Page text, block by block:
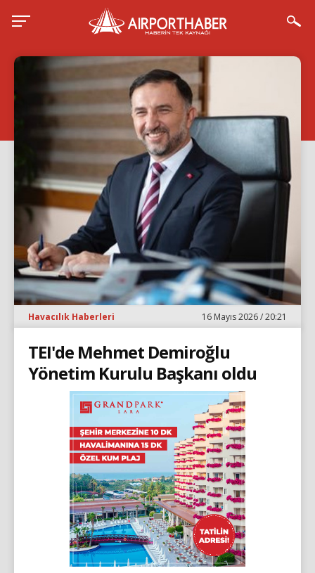
Havacılık Haberleri 16 Mayıs 2026 / 20:21
TEI'de Mehmet Demiroğlu
Yönetim Kurulu Başkanı oldu